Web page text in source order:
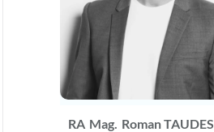
RA Mag. Roman TAUDES